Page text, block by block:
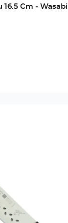
Cm - Wasabi